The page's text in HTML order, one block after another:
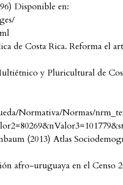
Disponible en:
de Costa Rica. Reforma el
y Pluricultural de
Normativa/Normas/
(2013) Atlas
afro-uruguaya en el Censo